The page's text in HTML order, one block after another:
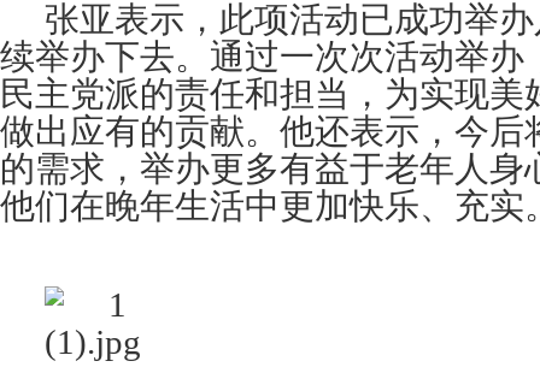
张亚表示 ， 此项活动已成功举
续举办下去。 通过一次次活动举办
民主党派的责任和担当，为实现美
做出应有的贡献。他还表示，今后
的需求，举办更多有益于老年人身
他们在晚年生活中更加快乐、充实